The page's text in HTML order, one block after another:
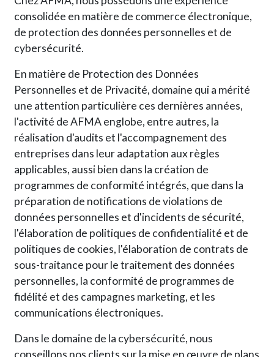
consolidée en matière de commerce électronique,
de protection des données personnelles et de
cybersécurité.
En matière de Protection des Données
Personnelles et de Privacité, domaine qui a mérité
une attention particulière ces dernières années,
l'activité de AFMA englobe, entre autres, la
réalisation d'audits et l'accompagnement des
entreprises dans leur adaptation aux règles
applicables, aussi bien dans la création de
programmes de conformité intégrés, que dans la
préparation de notifications de violations de
données personnelles et d'incidents de sécurité,
l'élaboration de politiques de confidentialité et de
politiques de cookies, l'élaboration de contrats de
sous-traitance pour le traitement des données
personnelles, la conformité de programmes de
fidélité et des campagnes marketing, et les
communications électroniques.
Dans le domaine de la cybersécurité, nous
conseillons nos clients sur la mise en œuvre de plans